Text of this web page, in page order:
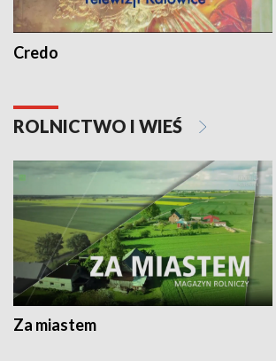
Credo
ROLNICTWO I WIEŚ
Za miastem